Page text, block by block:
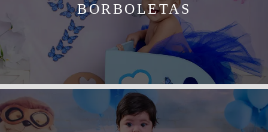
BORBOLETAS